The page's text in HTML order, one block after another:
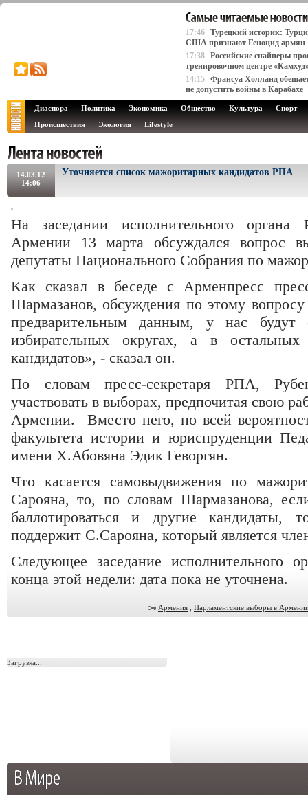
17:46 Турецкий историк:
США признают Геноцид армян
17:38 Российские снайперы
тренировочном центре
14:15 Франсуа Холланд
не допустить войны в Карабахе
Диаспора Политика Экономика Общество Культура
Спорт
Происшествия
Экология Lifestyle
14.03.12
14:06
Уточняется список мажоритарных кандидатов РПА
На заседании исполнительного органа
Армении 13 марта обсуждался вопрос
депутаты Национального Собрания по
Как сказал в беседе с Арменпресс
Шармазанов, обсуждения по этому
предварительным данным, у нас
избирательных округах, а в
кандидатов», - сказал он.
По словам пресс-секретаря РПА,
участвовать в выборах, предпочитая свою
Армении. Вместо него, по всей
факультета истории и юриспруденции
имени Х.Абовяна Эдик Геворгян.
Что касается самовыдвижения по
Сарояна, то, по словам Шармазанова,
баллотироваться и другие
поддержит С.Сарояна, который является
Следующее заседание исполнительного
конца этой недели: дата пока не уточнена.
Армения Парламентские выборы в
Загрузка...